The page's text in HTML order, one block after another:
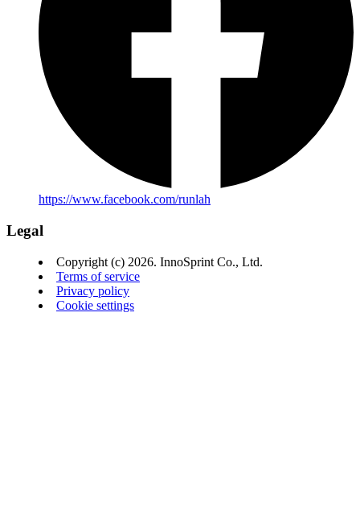
https://www.facebook.com/runlah
Legal
Copyright (c) 2026. InnoSprint Co., Ltd.
Terms of service
Privacy policy
Cookie settings